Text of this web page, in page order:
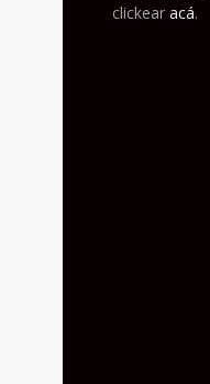
clickear acá.